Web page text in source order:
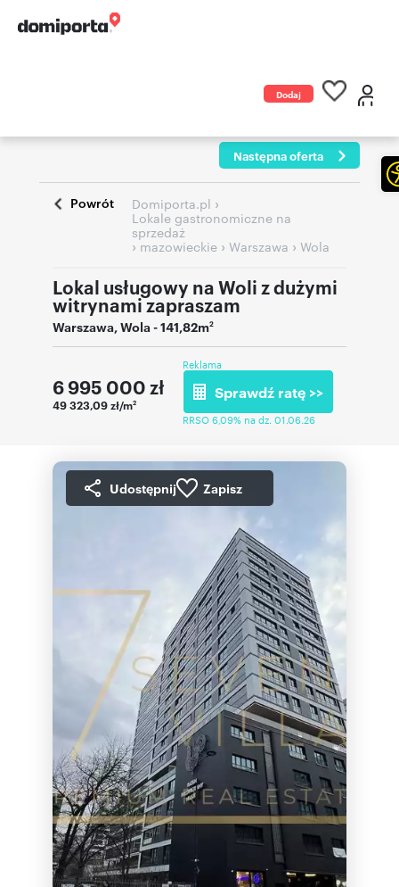
Dodaj
Następna oferta
Powrót Domiporta.pl ›
Lokale gastronomiczne na
sprzedaż
›mazowieckie › Warszawa › Wola
Lokal usługowy na Woli z dużymi
witrynami zapraszam
Warszawa,Wola- 141,82m2
6 995 000 zł
49 323,09 zł/m2
Reklama
Sprawdź ratę >>
RRSO 6,09% na dz. 01.06.26
Udostępnij Zapisz